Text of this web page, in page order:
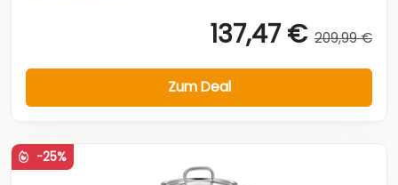
137,47 € 209,99 €
Zum Deal
-25%